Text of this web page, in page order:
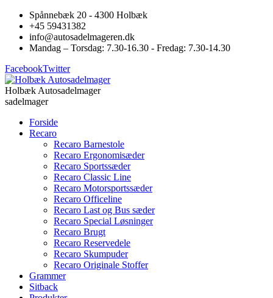
Spånnebæk 20 - 4300 Holbæk
+45 59431382
info@autosadelmageren.dk
Mandag – Torsdag: 7.30-16.30 - Fredag: 7.30-14.30
FacebookTwitter
Holbæk Autosadelmager
sadelmager
Forside
Recaro
Recaro Barnestole
Recaro Ergonomisæder
Recaro Sportssæder
Recaro Classic Line
Recaro Motorsportssæder
Recaro Officeline
Recaro Last og Bus sæder
Recaro Special Løsninger
Recaro Brugt
Recaro Reservedele
Recaro Skumpuder
Recaro Originale Stoffer
Grammer
Sitback